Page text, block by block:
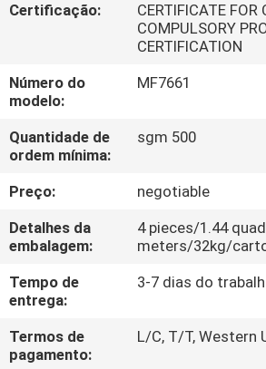
FÁBRICA
CONTROLE
DE
QUALIDADE
CONTACTE-
NOS
SOLICITE UM
Certificação:
CERTIFICATE FOR
COMPULSORY
CERTIFICATION
Número do
modelo:
MF7661
Quantidade de
ordem mínima:
sgm 500
Preço:
negotiable
Detalhes da
embalagem:
4 pieces/1.44
meters/32kg/
Tempo de
entrega:
3-7 dias do
Termos de
pagamento:
L/C, T/T, Western